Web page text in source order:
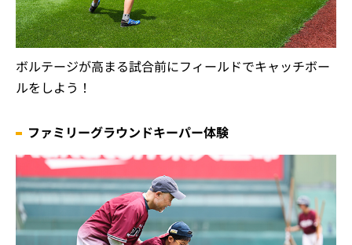
ボルテージが高まる試合前にフィールドでキャッチボー
ルをしよう！
ファミリーグラウンドキーパー体験